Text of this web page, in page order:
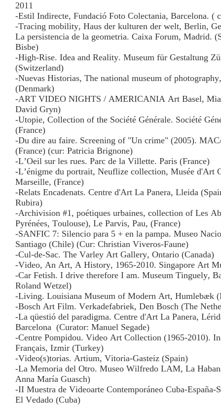
2011
-Estil Indirecte, Fundació Foto Colectania, Barcelona. (
-Tracing mobility, Haus der kulturen der welt, Berlin,
La persistencia de la geometria. Caixa Forum, Madrid.
Bisbe)
-High-Rise. Idea and Reality. Museum für Gestaltung
(Switzerland)
-Nuevas Historias, The national museum of
(Denmark)
-ART VIDEO NIGHTS / AMERICANIA Art Basel,
David Gryn)
-Utopie, Collection of the Société Générale. Société
(France)
-Du dire au faire. Screening of "Un crime" (2005).
(France) (cur: Patricia Brignone)
-L’Oeil sur les rues. Parc de la Villette. Paris (France)
-L’énigme du portrait, Neuflize collection, Musée d'Art
Marseille, (France)
-Relats Encadenats. Centre d'Art La Panera, Lleida
Rubira)
-Archivision #1, poétiques urbaines, collection of Les
Pyrénées, Toulouse), Le Parvis, Pau, (France)
-SANFIC 7: Silencio para 5 + en la pampa. Museo
Santiago (Chile) (Cur: Christian Viveros-Faune)
-Cul-de-Sac. The Varley Art Gallery, Ontario (Canada)
-Video, An Art, A History, 1965-2010. Singapore Art
-Car Fetish. I drive therefore I am. Museum Tinguely,
Roland Wetzel)
-Living. Louisiana Museum of Modern Art, Humlebæk
-Bosch Art Film. Verkadefabriek, Den Bosch (The
-La qüestió del paradigma. Centre d'Art La Panera,
Barcelona (Curator: Manuel Segade)
-Centre Pompidou. Video Art Collection (1965-2010).
Français, Izmir (Turkey)
-Video(s)torias. Artium, Vitoria-Gasteiz (Spain)
-La Memoria del Otro. Museo Wilfredo LAM, La
Anna María Guasch)
-II Muestra de Videoarte Contemporáneo Cuba-España-
El Vedado (Cuba)